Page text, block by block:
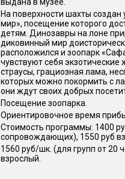
На поверхности шахты
мир», посещение которого
детям. Динозавры на лоне
диковинный мир
расположился и зоопарк
чувствуют себя
страусы, грациозная лама,
которых можно покормить с
они ждут своих добрых
Посещение зоопарка.
Ориентировочное время
Стоимость программы: 1400
сопровождающих), 1550 руб
1560 руб/шк. (для групп от 20
взрослый.